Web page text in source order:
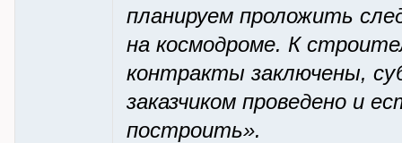
планируем проложить
на космодроме. К
контракты заключены,
заказчиком проведено и
построить».